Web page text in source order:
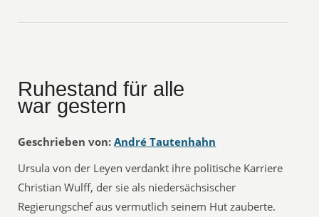
Ruhestand für alle
war gestern
Geschrieben von: André Tautenhahn
Ursula von der Leyen verdankt ihre politische Karriere
Christian Wulff, der sie als niedersächsischer
Regierungschef aus vermutlich seinem Hut zauberte.